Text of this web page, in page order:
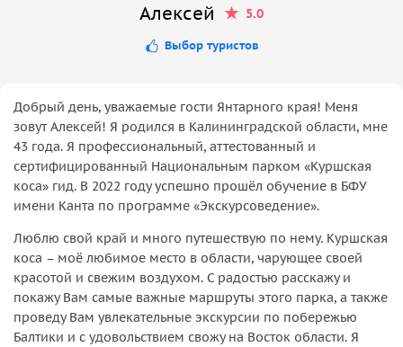
Алексей 5.0
Выбор туристов
Добрый день, уважаемые гости Янтарного края! Меня
зовут Алексей! Я родился в Калининградской области, мне
43 года. Я профессиональный, аттестованный и
сертифицированный Национальным парком «Куршская
коса» гид. В 2022 году успешно прошёл обучение в БФУ
имени Канта по программе «Экскурсоведение».
Люблю свой край и много путешествую по нему. Куршская
коса – моё любимое место в области, чарующее своей
красотой и свежим воздухом. С радостью расскажу и
покажу Вам самые важные маршруты этого парка, а также
проведу Вам увлекательные экскурсии по побережью
Балтики и с удовольствием свожу на Восток области. Я